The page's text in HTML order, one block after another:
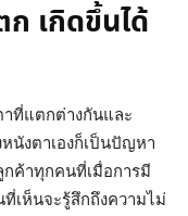
เกิดขึ้นได้
าที่แตกต่างกันและ
นังตาเองก็เป็นปัญหา
ค้าทุกคนที่เมื่อการมี
เห็นจะรู้สึกถึงความไม่